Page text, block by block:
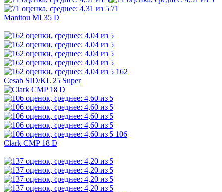
71
Manitou MI 35 D
162
Cesab SID/KL 25 Super
106
Clark CMP 18 D